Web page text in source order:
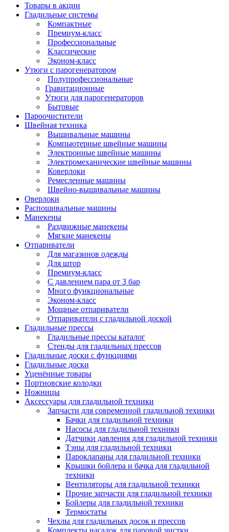
Товары в акции
Гладильные системы
Компактные
Премиум-класс
Профессиональные
Классические
Эконом-класс
Утюги с парогенератором
Полупрофессиональные
Гравитационные
Утюги для парогенераторов
Бытовые
Пароочистители
Швейная техника
Вышивальные машины
Компьютерные швейные машины
Электронные швейные машины
Электромеханические швейные машины
Коверлоки
Ремесленные машины
Швейно-вышивальные машины
Оверлоки
Распошивальные машины
Манекены
Раздвижные манекены
Мягкие манекены
Отпариватели
Для магазинов одежды
Для штор
Премиум-класс
С давлением пара от 3 бар
Много функциональные
Эконом-класс
Мощные отпариватели
Отпариватели с гладильной доской
Гладильные прессы
Гладильные прессы каталог
Стенды для гладильных прессов
Гладильные доски с функциями
Гладильные доски
Уценённые товары
Портновские колодки
Ножницы
Аксессуары для гладильной техники
Запчасти для современной гладильной техники
Бачки для гладильной техники
Насосы для гладильной техники
Датчики давления для гладильной техники
Тэны для гладильной техники
Пароклапаны для гладильной техники
Крышки бойлера и бачка для гладильной
техники
Вентиляторы для гладильной техники
Прочие запчасти для гладильной техники
Бойлеры для гладильной техники
Термостаты
Чехлы для гладильных досок и прессов
Комплекты насадок для паровой чистки